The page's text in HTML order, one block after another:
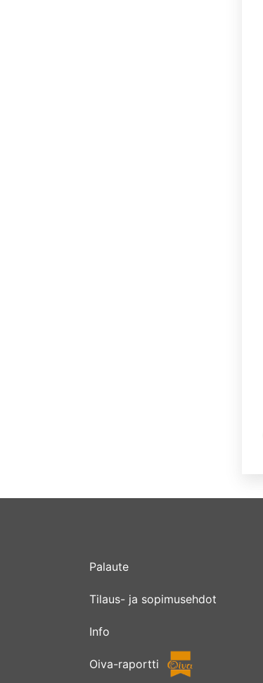
Palaute
Tilaus- ja sopimusehdot
Info
Oiva-raportti